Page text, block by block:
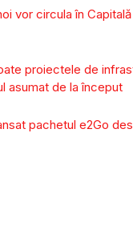
vor circula în
proiectele de
asumat de la început
pachetul e2Go